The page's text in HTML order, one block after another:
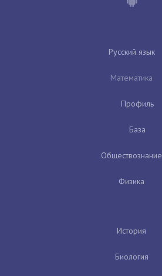
Русский язык
Математика
Профиль
База
Обществознание
Физика
История
Биология